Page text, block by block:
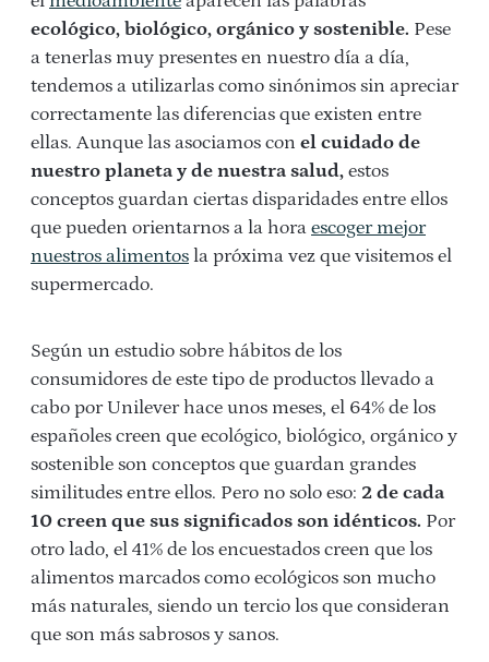
ecológico, biológico, orgánico y sostenible. Pese
a tenerlas muy presentes en nuestro día a día,
tendemos a utilizarlas como sinónimos sin apreciar
correctamente las diferencias que existen entre
ellas. Aunque las asociamos con el cuidado de
nuestro planeta y de nuestra salud, estos
conceptos guardan ciertas disparidades entre ellos
que pueden orientarnos a la hora escoger mejor
nuestros alimentos la próxima vez que visitemos el
supermercado.
Según un estudio sobre hábitos de los
consumidores de este tipo de productos llevado a
cabo por Unilever hace unos meses, el 64% de los
españoles creen que ecológico, biológico, orgánico y
sostenible son conceptos que guardan grandes
similitudes entre ellos. Pero no solo eso: 2 de cada
10 creen que sus significados son idénticos. Por
otro lado, el 41% de los encuestados creen que los
alimentos marcados como ecológicos son mucho
más naturales, siendo un tercio los que consideran
que son más sabrosos y sanos.